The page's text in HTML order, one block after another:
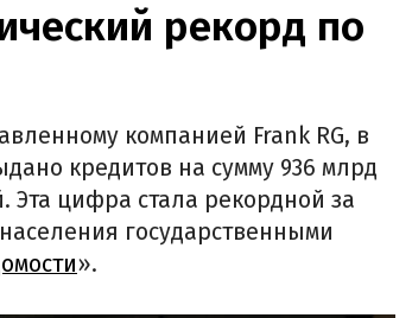
рекорд по
компанией Frank RG, в
кредитов на сумму 936 млрд
Эта цифра стала рекордной за
государственными
».